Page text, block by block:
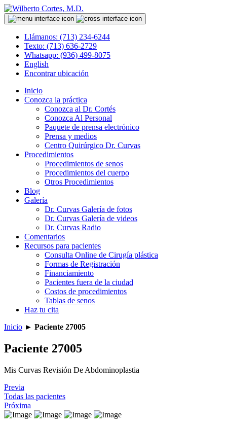
Llámanos: (713) 234-6244
Texto: (713) 636-2729
Whatsapp: (936) 499-8075
English
Encontrar ubicación
Inicio
Conozca la práctica
Conozca al Dr. Cortés
Conozca Al Personal
Paquete de prensa electrónico
Prensa y medios
Centro Quirúrgico Dr. Curvas
Procedimientos
Procedimientos de senos
Procedimientos del cuerpo
Otros Procedimientos
Blog
Galería
Dr. Curvas Galería de fotos
Dr. Curvas Galería de videos
Dr. Curvas Radio
Comentarios
Recursos para pacientes
Consulta Online de Cirugía plástica
Formas de Registración
Financiamiento
Pacientes fuera de la ciudad
Costos de procedimientos
Tablas de senos
Haz tu cita
Inicio ► Paciente 27005
Paciente 27005
Mis Curvas Revisión De Abdominoplastia
Previa
Todas las pacientes
Próxima